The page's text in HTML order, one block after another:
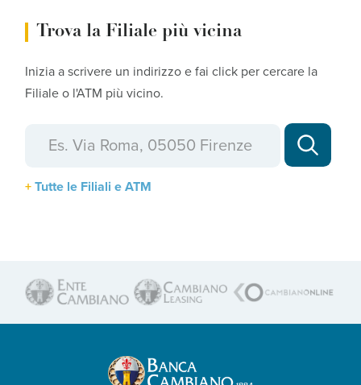
Trova la Filiale più vicina
Inizia a scrivere un indirizzo e fai click per cercare la
Filiale o l'ATM più vicino.
Tutte le Filiali e ATM